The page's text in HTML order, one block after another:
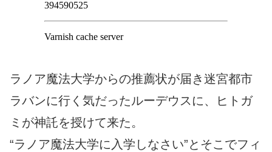
ラノア魔法大学からの推薦状が届き迷宮都市
ラバンに行く気だったルーデウスに、ヒトガ
ミが神託を授けて来た。
“ラノア魔法大学に入学しなさい”とそこでフィ